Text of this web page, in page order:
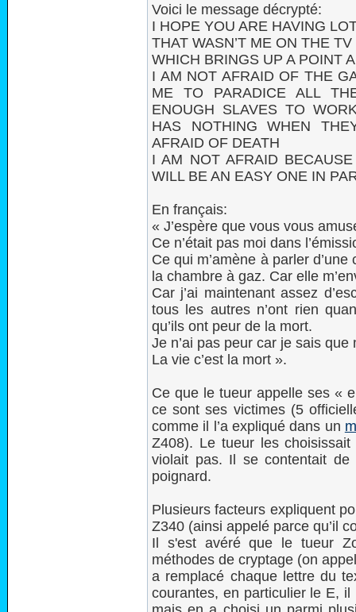
Voici le message décrypté:
I HOPE YOU ARE HAVING
THAT WASN’T ME ON THE
WHICH BRINGS UP A POINT
I AM NOT AFRAID OF THE
ME TO PARADICE ALL
ENOUGH SLAVES TO
HAS NOTHING WHEN
AFRAID OF DEATH
I AM NOT AFRAID
WILL BE AN EASY ONE IN
En français:
« J’espère que vous vous
Ce n’était pas moi dans
Ce qui m’amène à parler
la chambre à gaz. Car elle
Car j’ai maintenant assez
tous les autres n’ont rien
qu’ils ont peur de la mort.
Je n’ai pas peur car je sais
La vie c’est la mort ».
Ce que le tueur appelle ses «
ce sont ses victimes (5
comme il l’a expliqué dans un
Z408). Le tueur les
violait pas. Il se contentait
poignard.
Plusieurs facteurs expliquent
Z340 (ainsi appelé parce qu’il
Il s'est avéré que le tueur
méthodes de cryptage (on
a remplacé chaque lettre du
courantes, en particulier le E,